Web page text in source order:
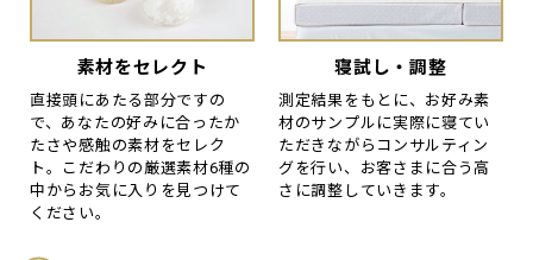
素材をセレクト
直接頭にあたる部分ですの
で、あなたの好みに合ったか
たさや感触の素材をセレク
ト。こだわりの厳選素材6種の
中からお気に入りを見つけて
ください。
寝試し・調整
測定結果をもとに、お好み素
材のサンプルに実際に寝てい
ただきながらコンサルティン
グを行い、お客さまに合う高
さに調整していきます。